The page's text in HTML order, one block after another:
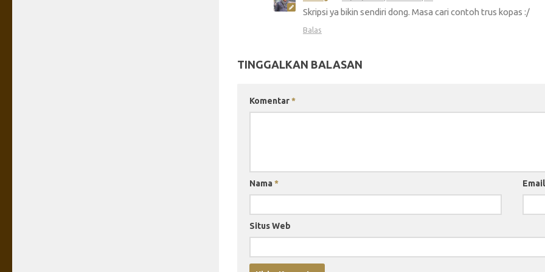
Skripsi ya bikin sendiri dong. Masa cari contoh trus kopas :/
Balas
TINGGALKAN BALASAN
Komentar*
Nama *
Situs Web